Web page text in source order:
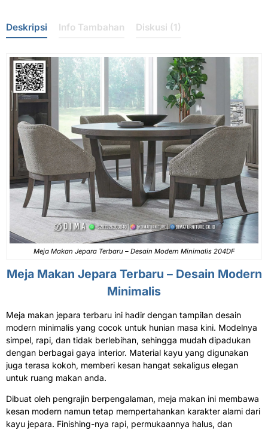
Deskripsi Info Tambahan Diskusi (1)
Meja Makan Jepara Terbaru – Desain Modern Minimalis 204DF
Meja Makan Jepara Terbaru – Desain Modern
Minimalis
Meja makan jepara terbaru ini hadir dengan tampilan desain
modern minimalis yang cocok untuk hunian masa kini. Modelnya
simpel, rapi, dan tidak berlebihan, sehingga mudah dipadukan
dengan berbagai gaya interior. Material kayu yang digunakan
juga terasa kokoh, memberi kesan hangat sekaligus elegan
untuk ruang makan anda.
Dibuat oleh pengrajin berpengalaman, meja makan ini membawa
kesan modern namun tetap mempertahankan karakter alami dari
kayu jepara. Finishing-nya rapi, permukaannya halus, dan